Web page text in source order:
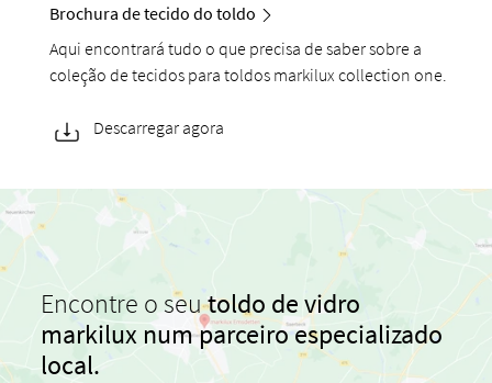
Brochura de tecido do toldo
Aqui encontrará tudo o que precisa de saber sobre a
coleção de tecidos para toldos markilux collection one.
Descarregar agora
Encontre o seutoldo de vidro
markilux num parceiro especializado
local.